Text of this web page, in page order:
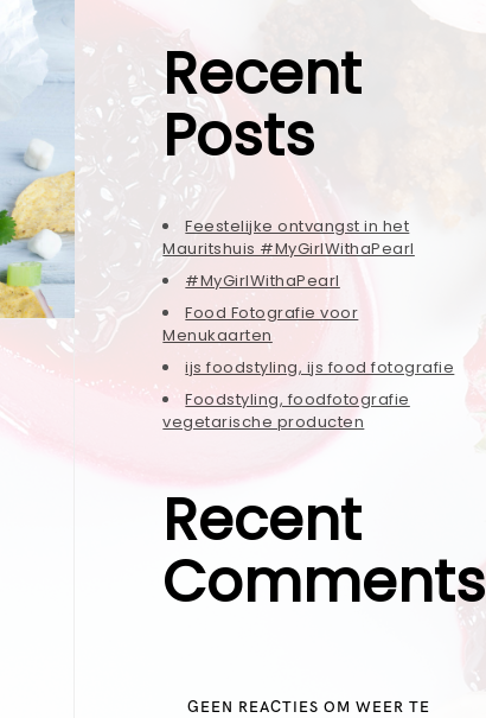
Recent
Posts
Feestelijke ontvangst in het
Mauritshuis #MyGirlWithaPearl
#MyGirlWithaPearl
Food Fotografie voor
Menukaarten
ijs foodstyling, ijs food fotografie
Foodstyling, foodfotografie
vegetarische producten
Recent
Comments
GEEN REACTIES OM WEER TE